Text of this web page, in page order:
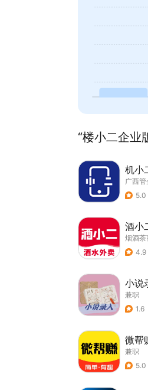
“楼小二企业
机小
广西
5.0
酒小
烟酒茶
4.9
小说
兼职
1.6
微帮
兼职
5.0